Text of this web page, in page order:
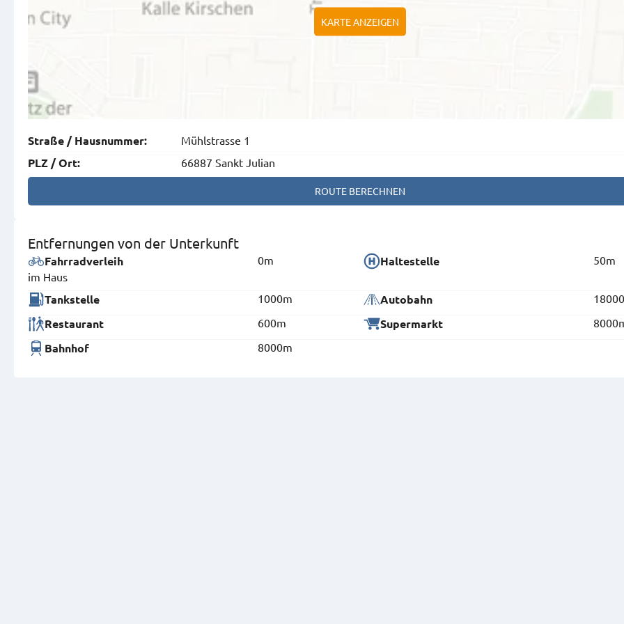
KARTE ANZEIGEN
Straße / Hausnummer: Mühlstrasse 1
PLZ /Ort: 66887 Sankt Julian
ROUTE BERECHNEN
Entfernungen von der Unterkunft
Fahrradverleih
im Haus
0m Haltestelle 50m
Tankstelle 1000m Autobahn
Restaurant 600m Supermarkt
Bahnhof 8000m